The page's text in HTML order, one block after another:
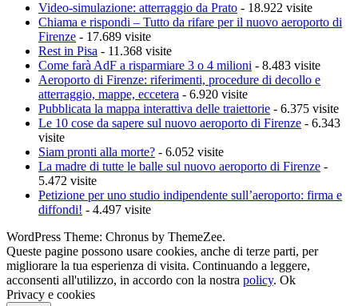
Video-simulazione: atterraggio da Prato - 18.922 visite
Chiama e rispondi – Tutto da rifare per il nuovo aeroporto di
Firenze - 17.689 visite
Rest in Pisa - 11.368 visite
Come farà AdF a risparmiare 3 o 4 milioni - 8.483 visite
Aeroporto di Firenze: riferimenti, procedure di decollo e
atterraggio, mappe, eccetera - 6.920 visite
Pubblicata la mappa interattiva delle traiettorie - 6.375 visite
Le 10 cose da sapere sul nuovo aeroporto di Firenze - 6.343
visite
Siam pronti alla morte? - 6.052 visite
La madre di tutte le balle sul nuovo aeroporto di Firenze -
5.472 visite
Petizione per uno studio indipendente sull’aeroporto: firma e
diffondi! - 4.497 visite
WordPress Theme: Chronus by ThemeZee.
Queste pagine possono usare cookies, anche di terze parti, per
migliorare la tua esperienza di visita. Continuando a leggere,
acconsenti all'utilizzo, in accordo con la nostra policy. Ok
Privacy e cookies